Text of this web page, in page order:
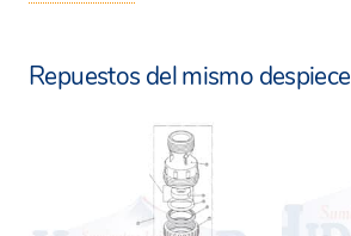
Repuestos del mismo despiece